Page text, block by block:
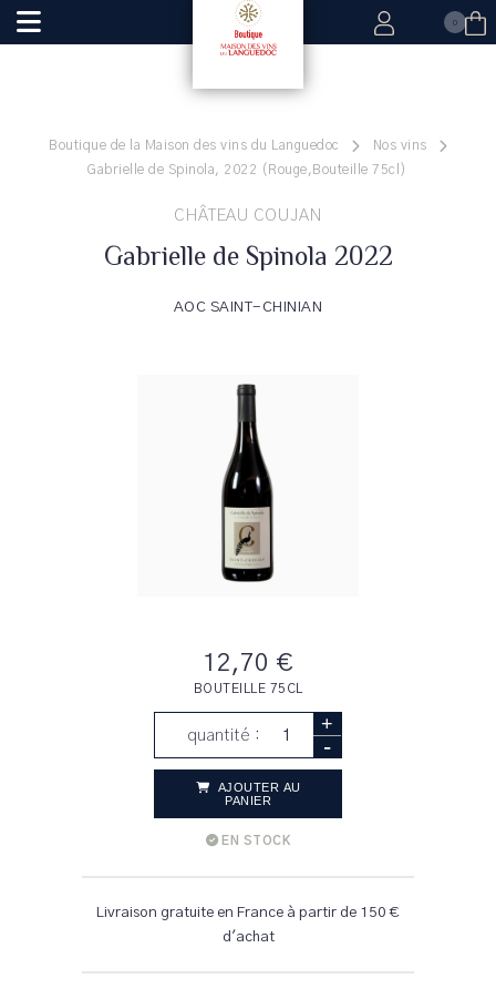
0
Boutique de la Maison des vins du Languedoc
Nos vins
Gabrielle de Spinola, 2022 (Rouge,Bouteille 75cl)
CHÂTEAU COUJAN
Gabrielle de Spinola 2022
AOC SAINT-CHINIAN
12,70 €
BOUTEILLE 75CL
quantité : +
-
AJOUTER AU
PANIER
EN STOCK
Livraison gratuite en France à partir de 150 €
d'achat